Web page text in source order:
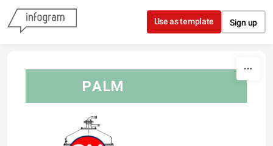
Skip to content
Use as template Sign up
PALM